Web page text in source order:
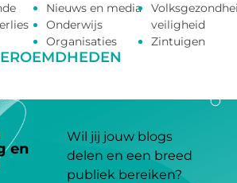
Nieuws en media
Onderwijs
Organisaties
veiligheid
Zintuigen
en
Wil jij jouw blogs
delen en een breed
publiek bereiken?